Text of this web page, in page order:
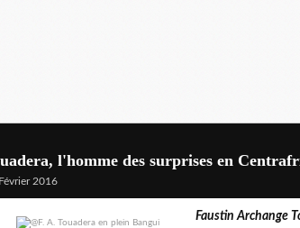
l'homme des surprises en
2016
Faustin Archange